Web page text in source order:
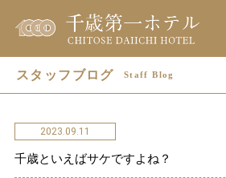
スタッフブログ Staff Blog
2023.09.11
千歳といえばサケですよね？